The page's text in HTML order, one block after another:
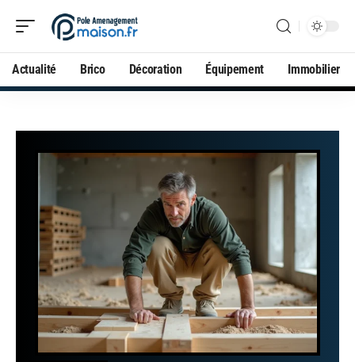
Actualité Brico Décoration Équipement Immobilier